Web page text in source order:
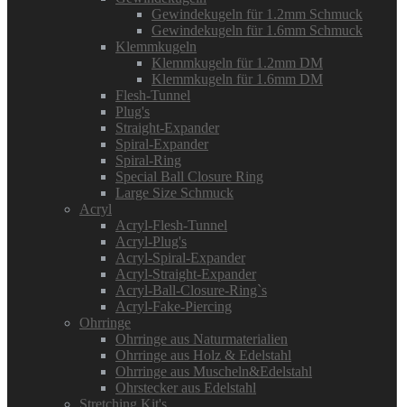
Gewindekugeln für 1.2mm Schmuck
Gewindekugeln für 1.6mm Schmuck
Klemmkugeln
Klemmkugeln für 1.2mm DM
Klemmkugeln für 1.6mm DM
Flesh-Tunnel
Plug's
Straight-Expander
Spiral-Expander
Spiral-Ring
Special Ball Closure Ring
Large Size Schmuck
Acryl
Acryl-Flesh-Tunnel
Acryl-Plug's
Acryl-Spiral-Expander
Acryl-Straight-Expander
Acryl-Ball-Closure-Ring`s
Acryl-Fake-Piercing
Ohrringe
Ohrringe aus Naturmaterialien
Ohrringe aus Holz & Edelstahl
Ohrringe aus Muscheln&Edelstahl
Ohrstecker aus Edelstahl
Stretching Kit's